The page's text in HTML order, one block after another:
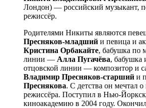
Лондон) — российский музыкант,
режиссёр.
Родителями Никиты являются
Пресняков-младший и певица и
Кристина Орбакайте, бабушка по
линии — Алла Пугачёва, бабушка
отцовской линии — композитор и
Владимир Пресняков-старший и
Преснякова. С детства он мечтал
режиссёра. Поступил в Нью-
киноакадемию в 2004 году.